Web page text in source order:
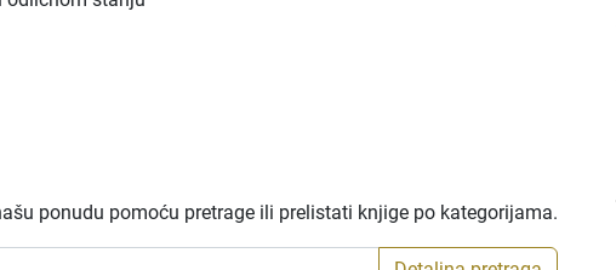
ponudu pomoću pretrage ili prelistati knjige po kategorijama.